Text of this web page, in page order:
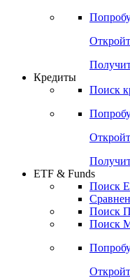
Кредиты
Поиск
ETF & Funds
Поиск
Поиск
Поиск